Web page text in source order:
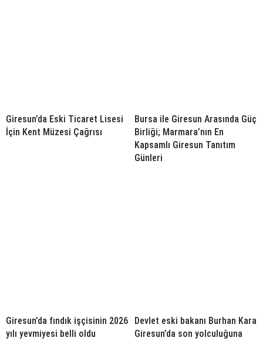
Giresun’da Eski Ticaret Lisesi
İçin Kent Müzesi Çağrısı
Bursa ile Giresun Arasında Güç
Birliği; Marmara’nın En
Kapsamlı Giresun Tanıtım
Günleri
Giresun’da fındık işçisinin 2026
yılı yevmiyesi belli oldu
Devlet eski bakanı Burhan Kara
Giresun’da son yolculuğuna